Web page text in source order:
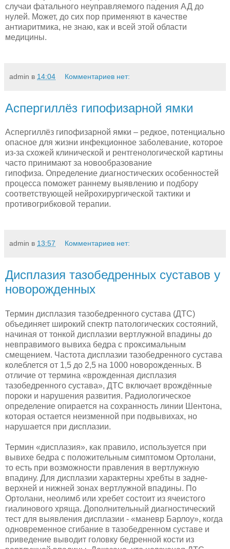
случаи фатального неуправляемого падения АД до
нулей. Может, до сих пор применяют в качестве
антиаритмика, не знаю, как и всей этой области
медицины.
admin в 14:04 Комментариев нет:
Аспергиллёз гипофизарной ямки
Аспергиллёз гипофизарной ямки – редкое, потенциально
опасное для жизни инфекционное заболевание, которое
из-за схожей клинической и рентгенологической картины
часто принимают за новообразование
гипофиза. Определение диагностических особенностей
процесса поможет раннему выявлению и подбору
соответствующей нейрохирургической тактики и
противогрибковой терапии.
admin в 13:57 Комментариев нет:
Дисплазия тазобедренных суставов у
новорожденных
Термин дисплазия тазобедренного сустава (ДТС)
объединяет широкий спектр патологических состояний,
начиная от тонкой дисплазии вертлужной впадины до
невправимого вывиха бедра с проксимальным
смещением. Частота дисплазии тазобедренного сустава
колеблется от 1,5 до 2,5 на 1000 новорожденных. В
отличие от термина «врожденная дисплазия
тазобедренного сустава», ДТС включает врождённые
пороки и нарушения развития. Радиологическое
определение опирается на сохранность линии Шентона,
которая остается неизменной при подвывихах, но
нарушается при дисплазии.
Термин «дисплазия», как правило, используется при
вывихе бедра с положительным симптомом Ортолани,
то есть при возможности правления в вертлужную
впадину. Для дисплазии характерны хребты в задне-
верхней и нижней зонах вертлужной впадины. По
Ортолани, неолимб или хребет состоит из ячеистого
гиалинового хряща. Дополнительный диагностический
тест для выявления дисплазии - «маневр Барлоу», когда
одновременное сгибание в тазобедренном суставе и
приведение выводит головку бедренной кости из